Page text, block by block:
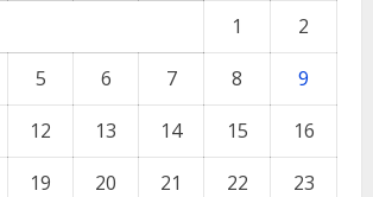
1
2
5 6 7 8
9
12 13 14 15
16
19 20 21 22
23